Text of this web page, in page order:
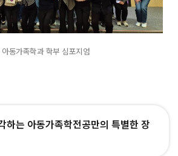
아동가족학과 학부 심포지엄
하는 아동가족학전공만의 특별한 장